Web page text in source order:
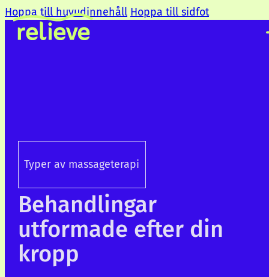
Hoppa till huvudinnehåll Hoppa till sidfot
Typer av massageterapi
Behandlingar
utformade efter din
kropp